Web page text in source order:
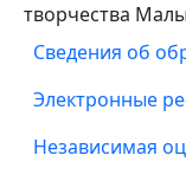
творчества
Сведения об
Электронные
Независимая